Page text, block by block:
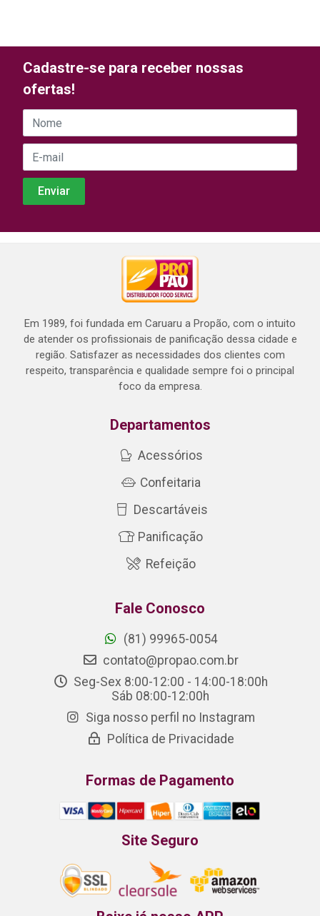
Cadastre-se para receber nossas
ofertas!
Em 1989, foi fundada em Caruaru a Propão, com o intuito
de atender os profissionais de panificação dessa cidade e
região. Satisfazer as necessidades dos clientes com
respeito, transparência e qualidade sempre foi o principal
foco da empresa.
Departamentos
Acessórios
Confeitaria
Descartáveis
Panificação
Refeição
Fale Conosco
(81) 99965-0054
contato@propao.com.br
Seg-Sex 8:00-12:00 - 14:00-18:00h
Sáb 08:00-12:00h
Siga nosso perfil no Instagram
Política de Privacidade
Formas de Pagamento
Site Seguro